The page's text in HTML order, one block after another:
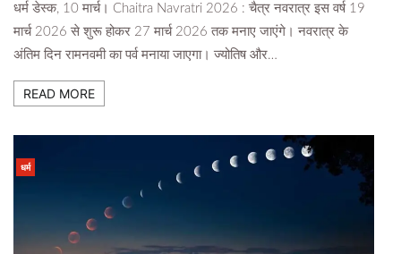
धर्म डेस्क, 10 मार्च। Chaitra Navratri 2026 : चैत्र नवरात्र इस वर्ष 19
मार्च 2026 से शुरू होकर 27 मार्च 2026 तक मनाए जाएंगे। नवरात्र के
अंतिम दिन रामनवमी का पर्व मनाया जाएगा। ज्योतिष और…
READ MORE
धर्म